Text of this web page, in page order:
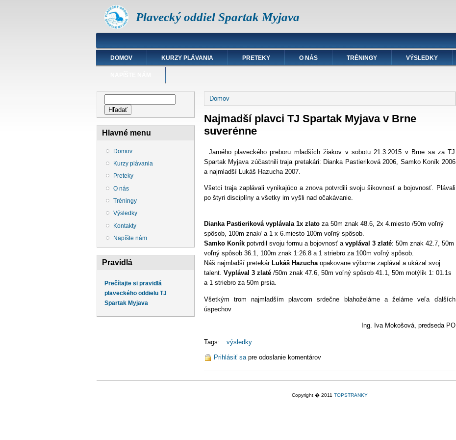
Plavecký oddiel Spartak Myjava
DOMOV KURZY PLÁVANIA PRETEKY O NÁS TRÉNINGY VÝSLEDKY
Hlavné menu
Domov
Kurzy plávania
Preteky
O nás
Tréningy
Výsledky
Kontakty
Napíšte nám
Pravidlá
Prečítajte si pravidlá
plaveckého oddielu TJ
Spartak Myjava
Nachádzate sa tu
Domov
Najmadší plavci TJ Spartak Myjava v Brne
suverénne
Jarného plaveckého preboru mladších žiakov v sobotu 21.3.2015 v Brne sa za TJ
Spartak Myjava zúčastnili traja pretakári: Dianka Pastieriková 2006, Samko Koník 2006
a najmladší Lukáš Hazucha 2007.
Všetci traja zaplávali vynikajúco a znova potvrdili svoju šikovnosť a bojovnosť. Plávali
po štyri disciplíny a všetky im vyšli nad očakávanie.
Dianka Pastieriková vyplávala 1x zlatoza 50m znak 48.6, 2x 4.miesto /50m voľný
spôsob, 100m znak/ a 1 x 6.miesto 100m voľný spôsob.
Samko Koníkpotvrdil svoju formu a bojovnosť a vyplával 3 zlaté: 50m znak 42.7, 50m
voľný spôsob 36.1, 100m znak 1:26.8 a 1 striebro za 100m voľný spôsob.
Náš najmladší pretekár Lukáš Hazuchaopakovane výborne zaplával a ukázal svoj
talent. Vyplával 3 zlaté/50m znak 47.6, 50m voľný spôsob 41.1, 50m motýlik 1: 01.1s
a 1 striebro za 50m prsia.
Všetkým trom najmladším plavcom srdečne blahoželáme a želáme veľa ďalších
úspechov
Ing. Iva Mokošová, predseda PO
Tags: výsledky
Prihlásiť sapre odoslanie komentárov
Copyright � 2011 TOPSTRANKY